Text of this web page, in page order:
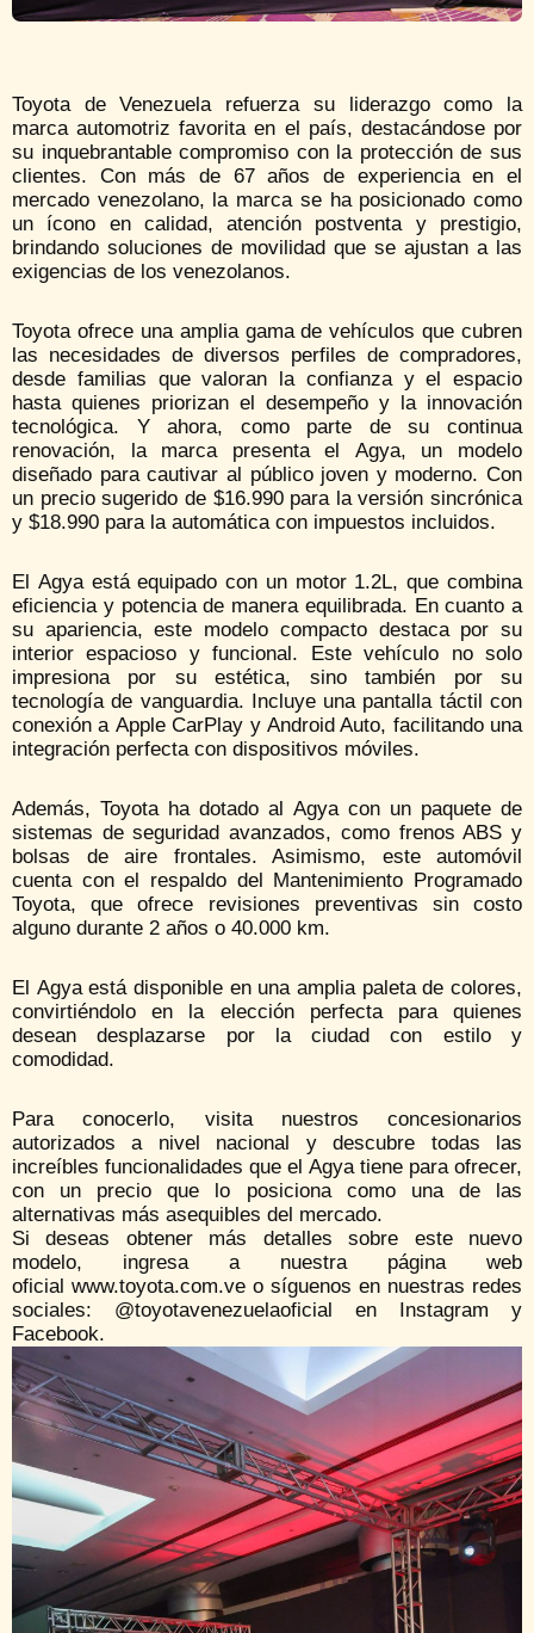
Toyota de Venezuela refuerza su liderazgo como la
marca automotriz favorita en el país, destacándose por
su inquebrantable compromiso con la protección de sus
clientes. Con más de 67 años de experiencia en el
mercado venezolano, la marca se ha posicionado como
un ícono en calidad, atención postventa y prestigio,
brindando soluciones de movilidad que se ajustan a las
exigencias de los venezolanos.
Toyota ofrece una amplia gama de vehículos que cubren
las necesidades de diversos perfiles de compradores,
desde familias que valoran la confianza y el espacio
hasta quienes priorizan el desempeño y la innovación
tecnológica. Y ahora, como parte de su continua
renovación, la marca presenta el Agya, un modelo
diseñado para cautivar al público joven y moderno. Con
un precio sugerido de $16.990 para la versión sincrónica
y $18.990 para la automática con impuestos incluidos.
El Agya está equipado con un motor 1.2L, que combina
eficiencia y potencia de manera equilibrada. En cuanto a
su apariencia, este modelo compacto destaca por su
interior espacioso y funcional. Este vehículo no solo
impresiona por su estética, sino también por su
tecnología de vanguardia. Incluye una pantalla táctil con
conexión a Apple CarPlay y Android Auto, facilitando una
integración perfecta con dispositivos móviles.
Además, Toyota ha dotado al Agya con un paquete de
sistemas de seguridad avanzados, como frenos ABS y
bolsas de aire frontales. Asimismo, este automóvil
cuenta con el respaldo del Mantenimiento Programado
Toyota, que ofrece revisiones preventivas sin costo
alguno durante 2 años o 40.000 km.
El Agya está disponible en una amplia paleta de colores,
convirtiéndolo en la elección perfecta para quienes
desean desplazarse por la ciudad con estilo y
comodidad.
Para conocerlo, visita nuestros concesionarios
autorizados a nivel nacional y descubre todas las
increíbles funcionalidades que el Agya tiene para ofrecer,
con un precio que lo posiciona como una de las
alternativas más asequibles del mercado.
Si deseas obtener más detalles sobre este nuevo
modelo, ingresa a nuestra página web
oficial www.toyota.com.ve o síguenos en nuestras redes
sociales: @toyotavenezuelaoficial en Instagram y
Facebook.